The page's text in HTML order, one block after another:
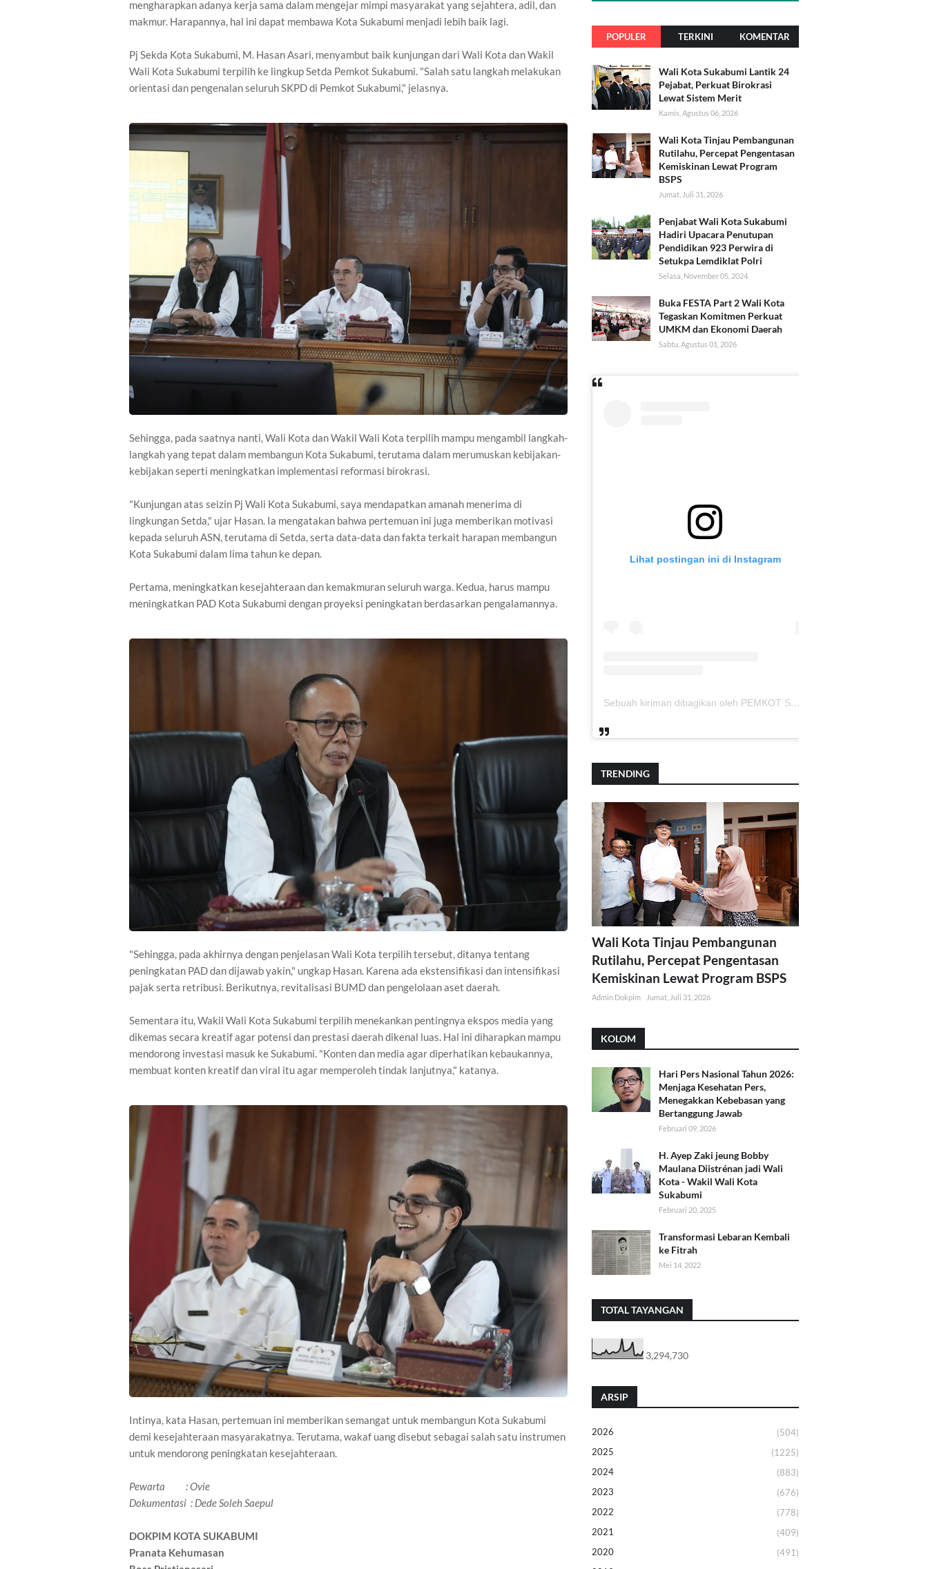
mengharapkan adanya kerja sama dalam mengejar mimpi masyarakat yang sejahtera, adil, dan
makmur. Harapannya, hal ini dapat membawa Kota Sukabumi menjadi lebih baik lagi.
Pj Sekda Kota Sukabumi, M. Hasan Asari, menyambut baik kunjungan dari Wali Kota dan Wakil
Wali Kota Sukabumi terpilih ke lingkup Setda Pemkot Sukabumi. "Salah satu langkah melakukan
orientasi dan pengenalan seluruh SKPD di Pemkot Sukabumi," jelasnya.
Sehingga, pada saatnya nanti, Wali Kota dan Wakil Wali Kota terpilih mampu mengambil langkah-
langkah yang tepat dalam membangun Kota Sukabumi, terutama dalam merumuskan kebijakan-
kebijakan seperti meningkatkan implementasi reformasi birokrasi.
"Kunjungan atas seizin Pj Wali Kota Sukabumi, saya mendapatkan amanah menerima di
lingkungan Setda," ujar Hasan. Ia mengatakan bahwa pertemuan ini juga memberikan motivasi
kepada seluruh ASN, terutama di Setda, serta data-data dan fakta terkait harapan membangun
Kota Sukabumi dalam lima tahun ke depan.
Pertama, meningkatkan kesejahteraan dan kemakmuran seluruh warga. Kedua, harus mampu
meningkatkan PAD Kota Sukabumi dengan proyeksi peningkatan berdasarkan pengalamannya.
"Sehingga, pada akhirnya dengan penjelasan Wali Kota terpilih tersebut, ditanya tentang
peningkatan PAD dan dijawab yakin," ungkap Hasan. Karena ada ekstensifikasi dan intensifikasi
pajak serta retribusi. Berikutnya, revitalisasi BUMD dan pengelolaan aset daerah.
Sementara itu, Wakil Wali Kota Sukabumi terpilih menekankan pentingnya ekspos media yang
dikemas secara kreatif agar potensi dan prestasi daerah dikenal luas. Hal ini diharapkan mampu
mendorong investasi masuk ke Sukabumi. "Konten dan media agar diperhatikan kebaukannya,
membuat konten kreatif dan viral itu agar memperoleh tindak lanjutnya," katanya.
Intinya, kata Hasan, pertemuan ini memberikan semangat untuk membangun Kota Sukabumi
demi kesejahteraan masyarakatnya. Terutama, wakaf uang disebut sebagai salah satu instrumen
untuk mendorong peningkatan kesejahteraan.
Pewarta : Ovie
Dokumentasi : Dede Soleh Saepul
DOKPIM KOTA SUKABUMI
Pranata Kehumasan
POPULER TERKINI KOMENTAR
Wali Kota Sukabumi Lantik 24
Pejabat, Perkuat Birokrasi
Lewat Sistem Merit
Kamis, Agustus 06, 2026
Wali Kota Tinjau Pembangunan
Rutilahu, Percepat Pengentasan
Kemiskinan Lewat Program
BSPS
Jumat, Juli 31, 2026
Penjabat Wali Kota Sukabumi
Hadiri Upacara Penutupan
Pendidikan 923 Perwira di
Setukpa Lemdiklat Polri
Selasa, November 05, 2024
Buka FESTA Part 2 Wali Kota
Tegaskan Komitmen Perkuat
UMKM dan Ekonomi Daerah
Sabtu, Agustus 01, 2026
Lihat postingan ini di Instagram
Sebuah kiriman dibagikan oleh PEMKOT SUKABUMI (@pemkotsukabumi_)
TRENDING
Wali Kota Tinjau Pembangunan
Rutilahu, Percepat Pengentasan
Kemiskinan Lewat Program BSPS
Admin Dokpim Jumat, Juli 31, 2026
KOLOM
Hari Pers Nasional Tahun 2026:
Menjaga Kesehatan Pers,
Menegakkan Kebebasan yang
Bertanggung Jawab
Februari 09, 2026
H. Ayep Zaki jeung Bobby
Maulana Diistrénan jadi Wali
Kota - Wakil Wali Kota
Sukabumi
Februari 20, 2025
Transformasi Lebaran Kembali
ke Fitrah
Mei 14, 2022
TOTAL TAYANGAN
3,294,730
ARSIP
2026
(504)
2025
(1225)
2024
(883)
2023
(676)
2022
(778)
2021
(409)
2020
(491)